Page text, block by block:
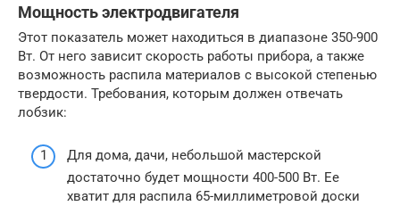
Мощность электродвигателя
Этот показатель может находиться в диапазоне 350-900
Вт. От него зависит скорость работы прибора, а также
возможность распила материалов с высокой степенью
твердости. Требования, которым должен отвечать
лобзик:
Для дома, дачи, небольшой мастерской
достаточно будет мощности 400-500 Вт. Ее
хватит для распила 65-миллиметровой доски